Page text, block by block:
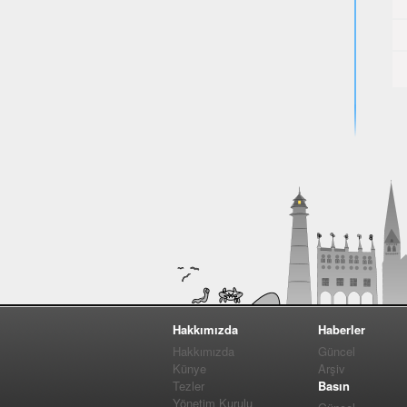
Hakkımızda
Hakkımızda
Künye
Tezler
Yönetim Kurulu
Haberler
Güncel
Arşiv
Basın